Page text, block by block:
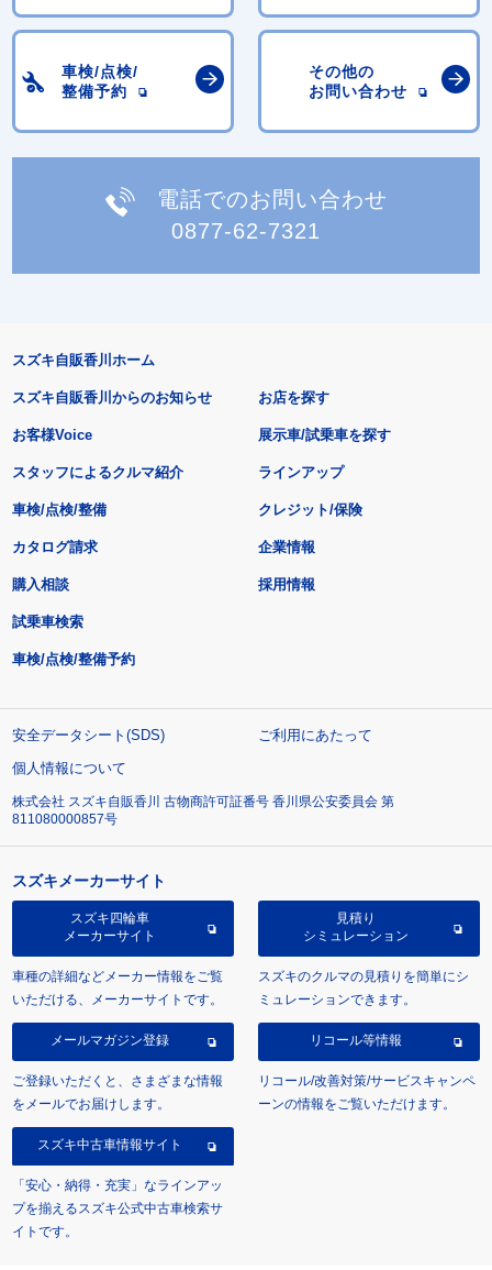
車検/点検/
整備予約
その他の
お問い合わせ
電話でのお問い合わせ
0877-62-7321
スズキ自販香川ホーム
スズキ自販香川からのお知らせ
お客様Voice
スタッフによるクルマ紹介
お店を探す
展示車/試乗車を探す
ラインアップ
車検/点検/整備 クレジット/保険
カタログ請求
購入相談
試乗車検索
車検/点検/整備予約
企業情報
採用情報
安全データシート(SDS)
ご利用にあたって
個人情報について
株式会社 スズキ自販香川 古物商許可証番号 香川県公安委員会 第
811080000857号
スズキメーカーサイト
スズキ四輪車
メーカーサイト
車種の詳細などメーカー情報をご覧
いただける、メーカーサイトです。
見積り
シミュレーション
スズキのクルマの見積りを簡単にシ
ミュレーションできます。
メールマガジン登録
ご登録いただくと、さまざまな情報
をメールでお届けします。
リコール等情報
リコール/改善対策/サービスキャンペ
ーンの情報をご覧いただけます。
スズキ中古車情報サイト
「安心・納得・充実」なラインアッ
プを揃えるスズキ公式中古車検索サ
イトです。